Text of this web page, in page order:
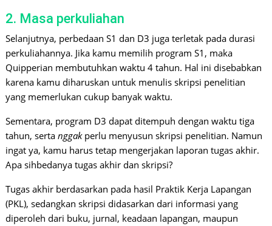
2. Masa perkuliahan
Selanjutnya, perbedaan S1 dan D3 juga terletak pada durasi
perkuliahannya. Jika kamu memilih program S1, maka
Quipperian membutuhkan waktu 4 tahun. Hal ini disebabkan
karena kamu diharuskan untuk menulis skripsi penelitian
yang memerlukan cukup banyak waktu.
Sementara, program D3 dapat ditempuh dengan waktu tiga
tahun, sertanggak perlu menyusun skripsi penelitian. Namun
ingat ya, kamu harus tetap mengerjakan laporan tugas akhir.
Apa sihbedanya tugas akhir dan skripsi?
Tugas akhir berdasarkan pada hasil Praktik Kerja Lapangan
(PKL), sedangkan skripsi didasarkan dari informasi yang
diperoleh dari buku, jurnal, keadaan lapangan, maupun